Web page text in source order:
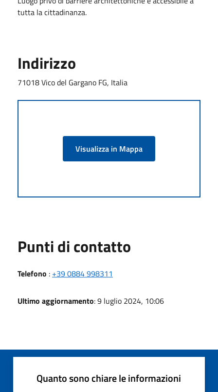
tutta la cittadinanza.
Indirizzo
71018 Vico del Gargano FG, Italia
Visualizza in Mappa
Punti di contatto
Telefono : +39 0884 998311
Ultimo aggiornamento: 9 luglio 2024, 10:06
Quanto sono chiare le informazioni